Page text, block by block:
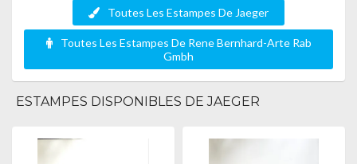
Toutes Les Estampes De Jaeger
Toutes Les Estampes De Rene Bernhard-Arte Rab
Gmbh
ESTAMPES DISPONIBLES DE JAEGER